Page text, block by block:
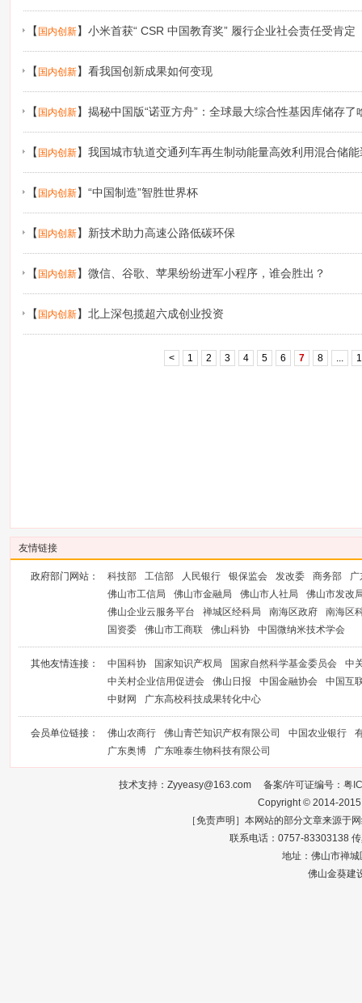
【 国内创新】 小米首获“ CSR 中国教育奖” 履行企业社会责任受肯定
【 国内创新】 看我国创新成果如何变现
【 国内创新】 揭秘中国版“诺亚方舟”：全球最大综合性基因库储存了
【 国内创新】 我国城市轨道交通列车再生制动能量高效利用混合储
【 国内创新】 “中国制造”智胜世界杯
【 国内创新】 新技术助力高速公路低碳环保
【 国内创新】 微信、谷歌、苹果纷纷进军小程序，谁会胜出？
【 国内创新】 北上深包揽超六成创业投资
< 1 2 3 4 5 6 7 8 ...
友情链接
政府部门网站： 科技部 工信部 人民银行 银保监会 发改委 商务部
广
佛山市工信局
佛山市金融局 佛山市人社局
佛山市发改
佛山企业云服务平台
禅城区经科局 南海区政府
南海区
国资委
佛山市工商联 佛山科协 中国微纳米技术学会
其他友情连接： 中国科协 国家知识产权局 国家自然科学基金委员会
中
中关村企业信用促进会
佛山日报 中国金融协会
中国互
中财网
广东高校科技成果转化中心
会员单位链接： 佛山农商行 佛山青芒知识产权有限公司 中国农业银行
广东奥博
广东唯泰生物科技有限公司
技术支持：Zyyeasy@163.com 备案/许可证编号： 粤
Copyright © 2014-
［免责声明］本网站的部分文章来源于
联系电话：0757-83303138
地址：佛山市禅
佛山金葵建